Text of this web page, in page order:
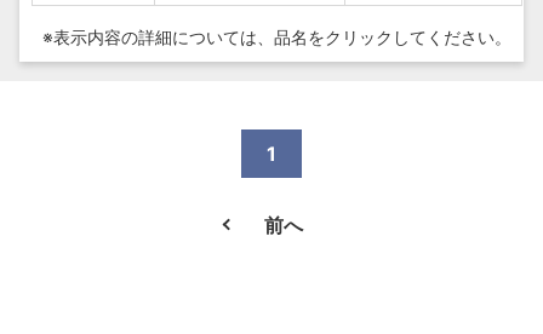
※表示内容の詳細については、 品名をクリックしてください。
1
前へ